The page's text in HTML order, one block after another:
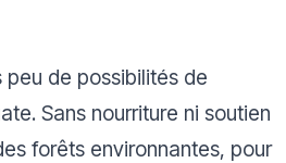
peu de possibilités de
Sans nourriture ni soutien
forêts environnantes, pour